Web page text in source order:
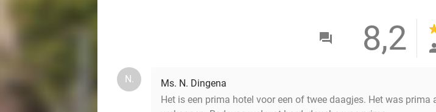
8,2
N.
Ms. N. Dingena
Het is een prima hotel voor een of twee daagjes. Het was